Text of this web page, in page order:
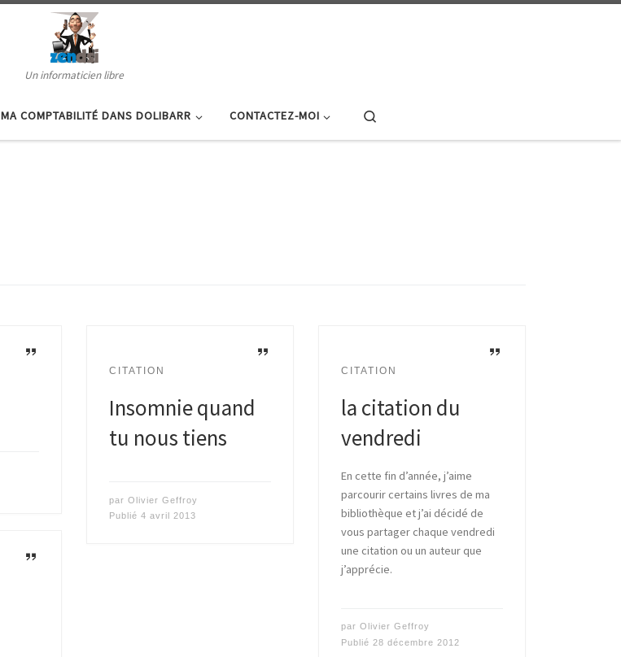
Un informaticien libre
MA COMPTABILITÉ DANS DOLIBARR CONTACTEZ-MOI
CITATION
Insomnie quand
tu nous tiens
par Olivier Geffroy
Publié 4 avril 2013
CITATION
la citation du
vendredi
En cette fin d’année, j’aime
parcourir certains livres de ma
bibliothèque et j’ai décidé de
vous partager chaque vendredi
une citation ou un auteur que
j’apprécie.
par Olivier Geffroy
Publié 28 décembre 2012